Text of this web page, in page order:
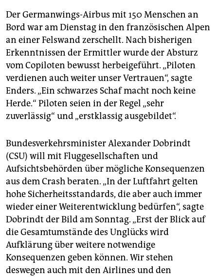
Der Germanwings-Airbus mit 150 Menschen an
Bord war am Dienstag in den französischen Alpen
an einer Felswand zerschellt. Nach bisherigen
Erkenntnissen der Ermittler wurde der Absturz
vom Copiloten bewusst herbeigeführt. „Piloten
verdienen auch weiter unser Vertrauen“, sagte
Enders. „Ein schwarzes Schaf macht noch keine
Herde.“ Piloten seien in der Regel „sehr
zuverlässig“ und „erstklassig ausgebildet“.
Bundesverkehrsminister Alexander Dobrindt
(CSU) will mit Fluggesellschaften und
Aufsichtsbehörden über mögliche Konsequenzen
aus dem Crash beraten. „In der Luftfahrt gelten
hohe Sicherheitsstandards, die aber auch immer
wieder einer Weiterentwicklung bedürfen“, sagte
Dobrindt der Bild am Sonntag. „Erst der Blick auf
die Gesamtumstände des Unglücks wird
Aufklärung über weitere notwendige
Konsequenzen geben können. Wir stehen
deswegen auch mit den Airlines und den